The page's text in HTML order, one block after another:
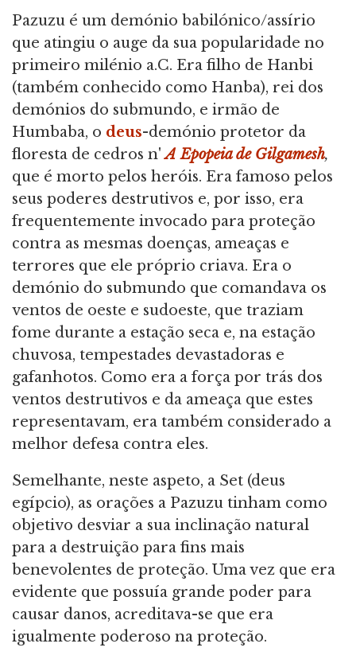
Pazuzu é um demónio babilónico/assírio
que atingiu o auge da sua popularidade no
primeiro milénio a.C. Era filho de Hanbi
(também conhecido como Hanba), rei dos
demónios do submundo, e irmão de
Humbaba, o deus-demónio protetor da
floresta de cedros n' A Epopeia de Gilgamesh,
que é morto pelos heróis. Era famoso pelos
seus poderes destrutivos e, por isso, era
frequentemente invocado para proteção
contra as mesmas doenças, ameaças e
terrores que ele próprio criava. Era o
demónio do submundo que comandava os
ventos de oeste e sudoeste, que traziam
fome durante a estação seca e, na estação
chuvosa, tempestades devastadoras e
gafanhotos. Como era a força por trás dos
ventos destrutivos e da ameaça que estes
representavam, era também considerado a
melhor defesa contra eles.
Semelhante, neste aspeto, a Set (deus
egípcio), as orações a Pazuzu tinham como
objetivo desviar a sua inclinação natural
para a destruição para fins mais
benevolentes de proteção. Uma vez que era
evidente que possuía grande poder para
causar danos, acreditava-se que era
igualmente poderoso na proteção.